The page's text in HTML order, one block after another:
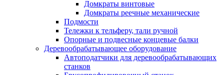
Домкраты винтовые
Домкраты реечные механические
Подмости
Тележки к тельферу, тали ручной
Опорные и подвесные концевые балки
Деревообрабатывающее оборудование
Автоподатчики для деревообрабатывающих
станков